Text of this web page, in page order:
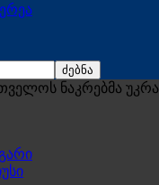
ნაკრებმა